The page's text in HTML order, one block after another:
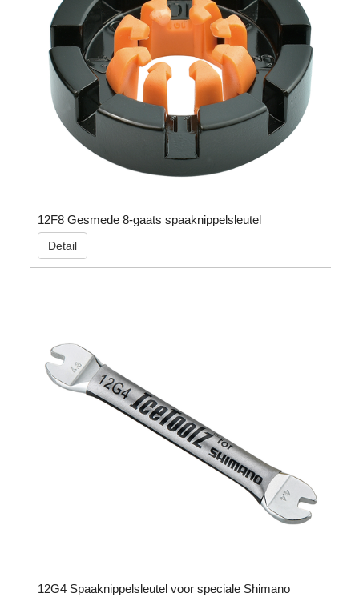
12F8 Gesmede 8-gaats spaaknippelsleutel
Detail
12G4 Spaaknippelsleutel voor speciale Shimano